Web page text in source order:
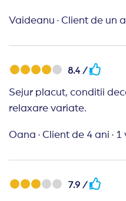
Vaideanu · Client de un
8.4 /
Sejur placut, conditii
relaxare variate.
Oana · Client de 4 ani · 1
7.9 /